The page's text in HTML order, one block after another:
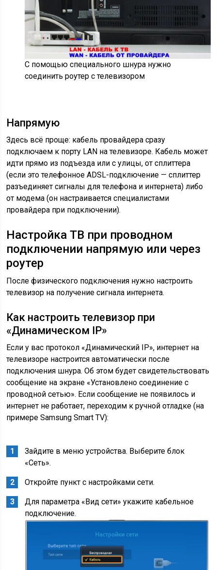
С помощью специального шнура нужно
соединить роутер с телевизором
Напрямую
Здесь всё проще: кабель провайдера сразу
подключаем к порту LAN на телевизоре. Кабель может
идти прямо из подъезда или с улицы, от сплиттера
(если это телефонное ADSL-подключение — сплиттер
разъединяет сигналы для телефона и интернета) либо
от модема (он настраивается специалистами
провайдера при подключении).
Настройка ТВ при проводном
подключении напрямую или через
роутер
После физического подключения нужно настроить
телевизор на получение сигнала интернета.
Как настроить телевизор при
«Динамическом IP»
Если у вас протокол «Динамический IP», интернет на
телевизоре настроится автоматически после
подключения шнура. Об этом будет свидетельствовать
сообщение на экране «Установлено соединение с
проводной сетью». Если сообщение не появилось и
интернет не работает, переходим к ручной отладке (на
примере Samsung Smart TV):
Зайдите в меню устройства. Выберите блок
«Сеть».
Откройте пункт с настройками сети.
Для параметра «Вид сети» укажите кабельное
подключение.